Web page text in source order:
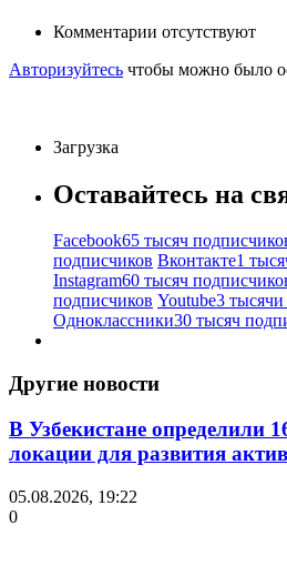
Комментарии отсутствуют
Авторизуйтесь чтобы можно было
Загрузка
Оставайтесь на
Facebook65 тысяч
подписчиков Вконтакте1
Instagram60 тысяч
подписчиков Youtube3
Одноклассники30 тысяч
Другие новости
В Узбекистане определили
локации для развития
05.08.2026, 19:22
0